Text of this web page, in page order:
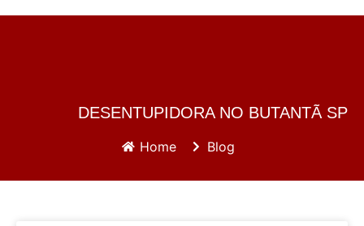
DESENTUPIDORA NO BUTANTÃ SP
Home Blog